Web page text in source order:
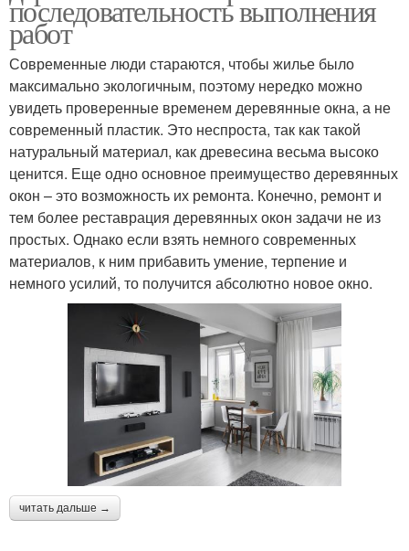
последовательность выполнения
работ
Современные люди стараются, чтобы жилье было
максимально экологичным, поэтому нередко можно
увидеть проверенные временем деревянные окна, а не
современный пластик. Это неспроста, так как такой
натуральный материал, как древесина весьма высоко
ценится. Еще одно основное преимущество деревянных
окон – это возможность их ремонта. Конечно, ремонт и
тем более реставрация деревянных окон задачи не из
простых. Однако если взять немного современных
материалов, к ним прибавить умение, терпение и
немного усилий, то получится абсолютно новое окно.
читать дальше →